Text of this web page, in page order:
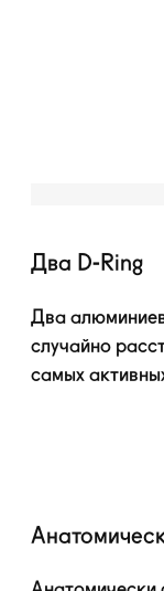
Два D-Ring
Два
случайно
самых